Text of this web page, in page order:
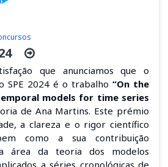
que anunciamos que o
SPE 2024 é o trabalho “On the
models for time series
de Ana Martins. Este prémio
a clareza e o rigor científico
como a sua contribuição
área da teoria dos modelos
a séries cronológicas de